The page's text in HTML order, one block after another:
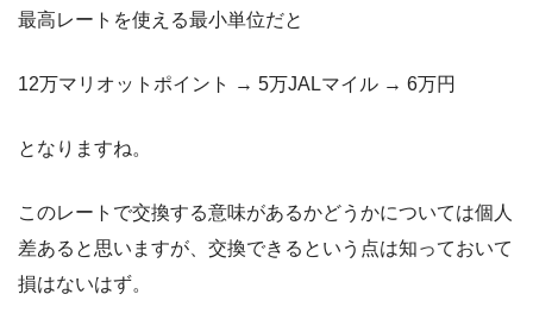
最高レートを使える最小単位だと
12万マリオットポイント → 5万JALマイル → 6万円
となりますね。
このレートで交換する意味があるかどうかについては個人
差あると思いますが、交換できるという点は知っておいて
損はないはず。